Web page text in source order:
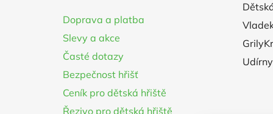
Doprava a platba
Slevy a akce
Časté dotazy
Bezpečnost hřišť
Ceník pro dětská hřiště
Řezivo pro dětská hřiště
Udírny